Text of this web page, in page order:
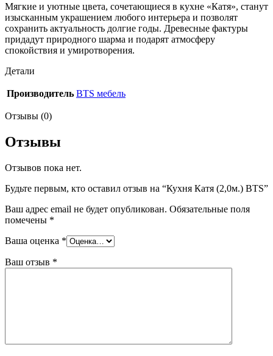
Мягкие и уютные цвета, сочетающиеся в кухне «Катя», станут
изысканным украшением любого интерьера и позволят
сохранить актуальность долгие годы. Древесные фактуры
придадут природного шарма и подарят атмосферу
спокойствия и умиротворения.
Детали
Производитель BTS мебель
Отзывы (0)
Отзывы
Отзывов пока нет.
Будьте первым, кто оставил отзыв на “Кухня Катя (2,0м.) BTS”
Ваш адрес email не будет опубликован. Обязательные поля
помечены *
Ваша оценка *
Ваш отзыв *